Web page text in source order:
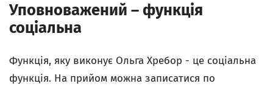
Уповноважений – функція
соціальна
Функція, яку виконує Ольга Хребор - це соціальна
функція. На прийом можна записатися по